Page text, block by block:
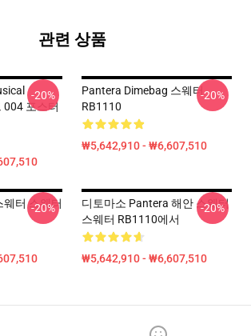
관련 상품
004 포스터
-20%
Pantera Dimebag 스웨터
RB1110
₩5,642,910 - ₩6,607,510
-20%
웨터 스웨터
-20%
디토마소 Pantera 해안 스웨터
스웨터 RB1110에서
₩5,642,910 - ₩6,607,510
-20%